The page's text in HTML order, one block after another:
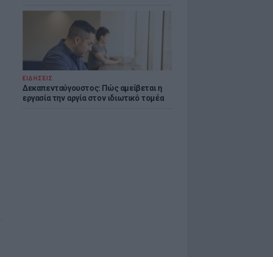
ΕΙΔΗΣΕΙΣ
Δεκαπενταύγουστος: Πώς αμείβεται η
εργασία την αργία στον ιδιωτικό τομέα